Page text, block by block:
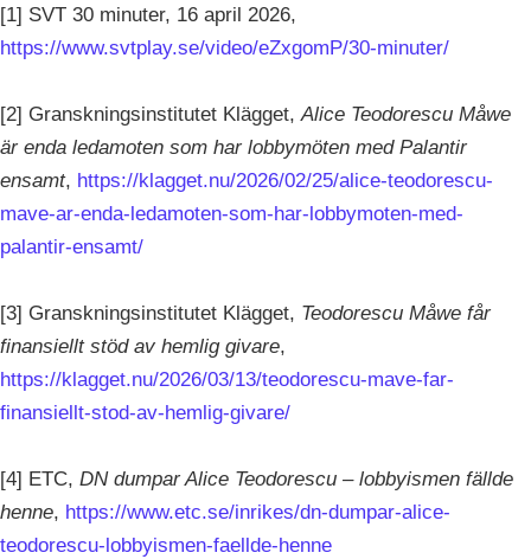
[1] SVT 30 minuter, 16 april 2026,
https://www.svtplay.se/video/eZxgomP/30-minuter/
[2] Granskningsinstitutet Klägget,Alice Teodorescu Måwe
är enda ledamoten som har lobbymöten med Palantir
ensamt, https://klagget.nu/2026/02/25/alice-teodorescu-
mave-ar-enda-ledamoten-som-har-lobbymoten-med-
palantir-ensamt/
[3] Granskningsinstitutet Klägget, Teodorescu Måwe får
finansiellt stöd av hemlig givare,
https://klagget.nu/2026/03/13/teodorescu-mave-far-
finansiellt-stod-av-hemlig-givare/
[4] ETC, DN dumpar Alice Teodorescu – lobbyismen fällde
henne, https://www.etc.se/inrikes/dn-dumpar-alice-
teodorescu-lobbyismen-faellde-henne